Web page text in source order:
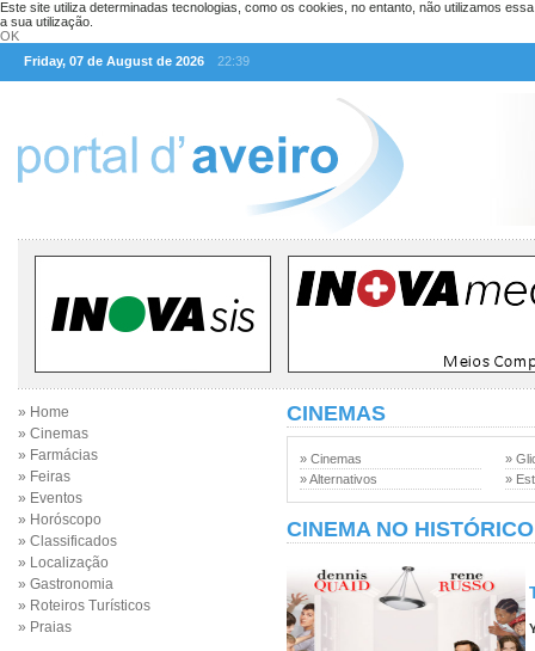
Este site utiliza determinadas tecnologias, como os cookies, no entanto, não utilizamos
a sua utilização.
OK
Friday, 07 de August de 2026
22:39
» Home
» Cinemas
» Farmácias
» Feiras
» Eventos
» Horóscopo
» Classificados
» Localização
» Gastronomia
» Roteiros Turísticos
» Praias
CINEMAS
» Cinemas
» Alternativos
»
»
CINEMA NO HISTÓRICO